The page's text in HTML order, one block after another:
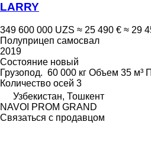
LARRY
349 600 000 UZS ≈ 25 490 € ≈ 29
Полуприцеп самосвал
2019
Состояние новый
Грузопод. 60 000 кг Объем 35 м³
Количество осей 3
Узбекистан, Тошкент
NAVOI PROM GRAND
Связаться с продавцом